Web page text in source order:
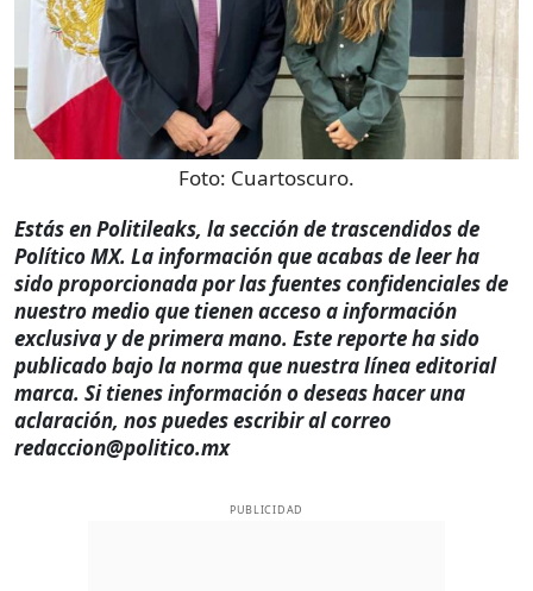
Foto: Cuartoscuro.
Estás en Politileaks, la sección de trascendidos de
Político MX. La información que acabas de leer ha
sido proporcionada por las fuentes confidenciales de
nuestro medio que tienen acceso a información
exclusiva y de primera mano. Este reporte ha sido
publicado bajo la norma que nuestra línea editorial
marca. Si tienes información o deseas hacer una
aclaración, nos puedes escribir al correo
redaccion@politico.mx
PUBLICIDAD